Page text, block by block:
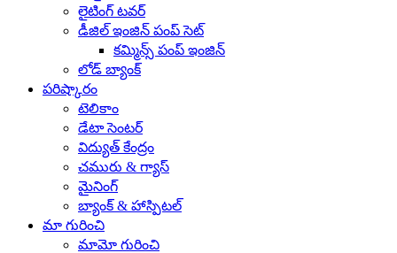
లైటింగ్ టవర్
డీజిల్ ఇంజిన్ పంప్ సెట్
కమ్మిన్స్ పంప్ ఇంజిన్
లోడ్ బ్యాంక్
పరిష్కారం
టెలికాం
డేటా సెంటర్
విద్యుత్ కేంద్రం
చమురు & గ్యాస్
మైనింగ్
బ్యాంక్ & హాస్పిటల్
మా గురించి
మామో గురించి